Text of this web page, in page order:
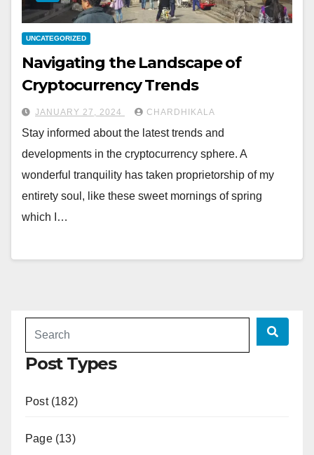
UNCATEGORIZED
Navigating the Landscape of
Cryptocurrency Trends
JANUARY 27, 2024 CHARDHIKALA
Stay informed about the latest trends and
developments in the cryptocurrency sphere. A
wonderful tranquility has taken proprietorship of my
entirety soul, like these sweet mornings of spring
which I…
Post Types
Post (182)
Page (13)